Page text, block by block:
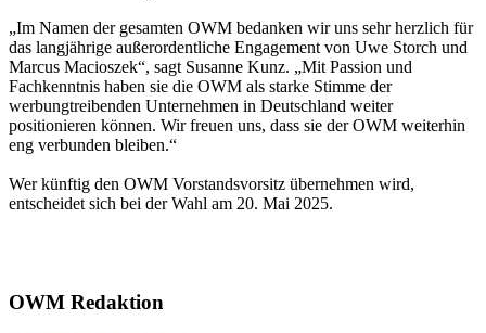
„Im Namen der gesamten OWM bedanken wir uns sehr herzlich für
das langjährige außerordentliche Engagement von Uwe Storch und
Marcus Macioszek“, sagt Susanne Kunz. „Mit Passion und
Fachkenntnis haben sie die OWM als starke Stimme der
werbungtreibenden Unternehmen in Deutschland weiter
positionieren können. Wir freuen uns, dass sie der OWM weiterhin
eng verbunden bleiben.“
Wer künftig den OWM Vorstandsvorsitz übernehmen wird,
entscheidet sich bei der Wahl am 20. Mai 2025.
OWM Redaktion